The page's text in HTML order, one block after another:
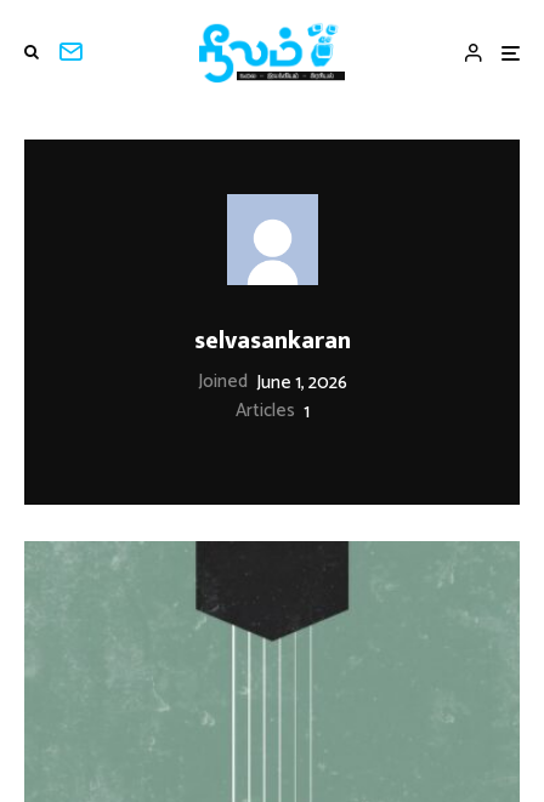
selvasankaran
Joined June 1, 2026
Articles 1